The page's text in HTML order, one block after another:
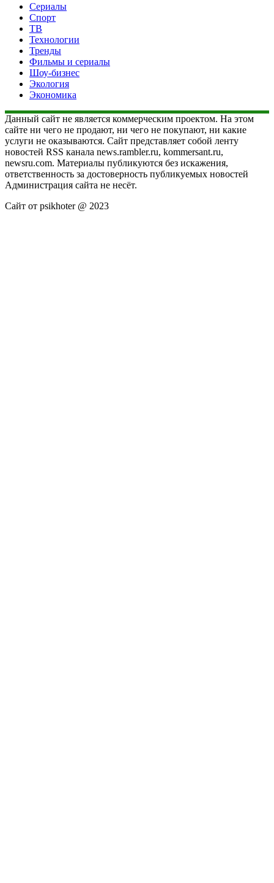
Сериалы
Спорт
ТВ
Технологии
Тренды
Фильмы и сериалы
Шоу-бизнес
Экология
Экономика
Данный сайт не является коммерческим проектом. На этом
сайте ни чего не продают, ни чего не покупают, ни какие
услуги не оказываются. Сайт представляет собой ленту
новостей RSS канала news.rambler.ru, kommersant.ru,
newsru.com. Материалы публикуются без искажения,
ответственность за достоверность публикуемых новостей
Администрация сайта не несёт.
Сайт от psikhoter @ 2023